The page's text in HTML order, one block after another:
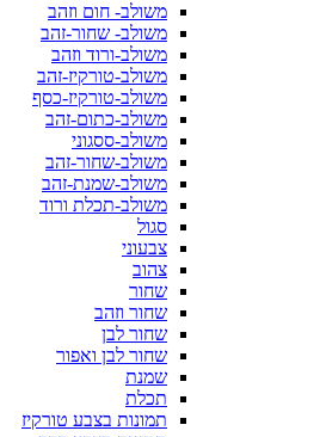
משולב- חום וזהב
משולב- שחור-זהב
משולב-ורוד וזהב
משולב-טורקיז-זהב
משולב-טורקיז-כסף
משולב-כתום-זהב
משולב-ססגוני
משולב-שחור-זהב
משולב-שמנת-זהב
משולב-תכלת ורוד
סגול
צבעוני
צהוב
שחור
שחור וזהב
שחור לבן
שחור לבן ואפור
שמנת
תכלת
תמונות בצבע טורקיז